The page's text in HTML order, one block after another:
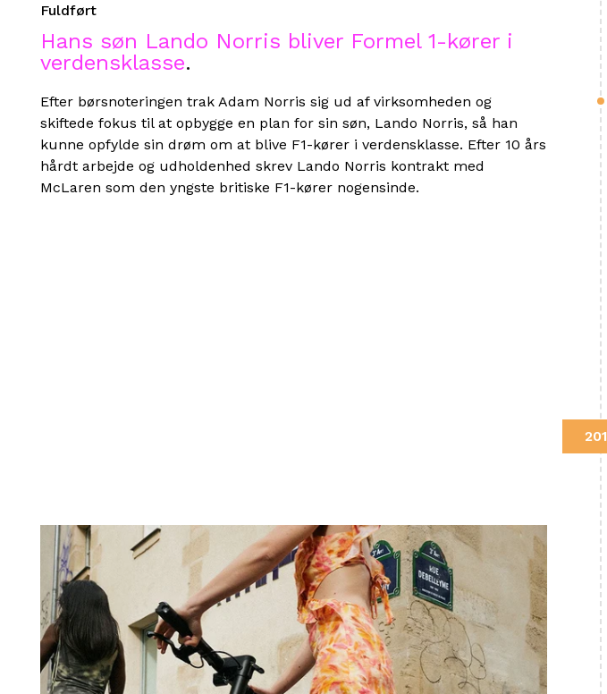
Fuldført
Hans søn Lando Norris bliver Formel 1-kører i
verdensklasse.
Efter børsnoteringen trak Adam Norris sig ud af virksomheden og
skiftede fokus til at opbygge en plan for sin søn, Lando Norris, så han
kunne opfylde sin drøm om at blive F1-kører i verdensklasse. Efter 10 års
hårdt arbejde og udholdenhed skrev Lando Norris kontrakt med
McLaren som den yngste britiske F1-kører nogensinde.